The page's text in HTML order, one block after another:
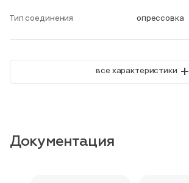
Тип соединения опрессовка
все характеристики +
Документация